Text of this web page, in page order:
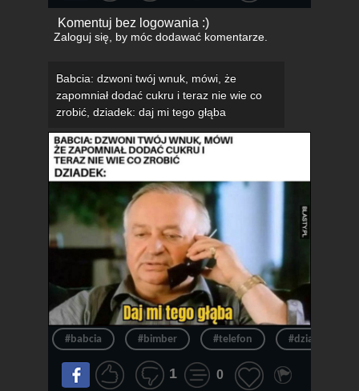
Komentuj bez logowania :)
Zaloguj się, by móc dodawać komentarze.
Babcia: dzwoni twój wnuk, mówi, że
zapomniał dodać cukru i teraz nie wie co
zrobić, dziadek: daj mi tego głąba
#babcia #bimber #telefon #dziadek
1 0